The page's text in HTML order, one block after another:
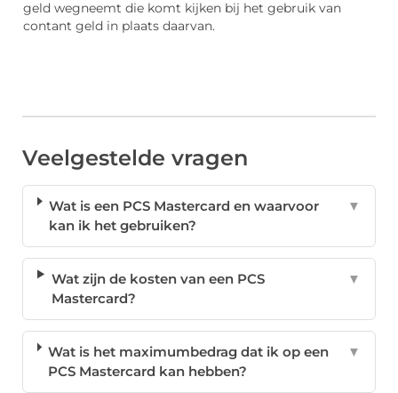
geld wegneemt die komt kijken bij het gebruik van
contant geld in plaats daarvan.
Veelgestelde vragen
Wat is een PCS Mastercard en waarvoor
kan ik het gebruiken?
▼
Wat zijn de kosten van een PCS
Mastercard?
▼
Wat is het maximumbedrag dat ik op een
PCS Mastercard kan hebben?
▼